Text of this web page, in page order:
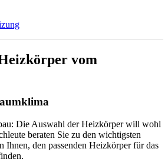
vom
Die Auswahl der Heizkörper will wohl
beraten Sie zu den wichtigsten
Ihnen, den passenden Heizkörper für das